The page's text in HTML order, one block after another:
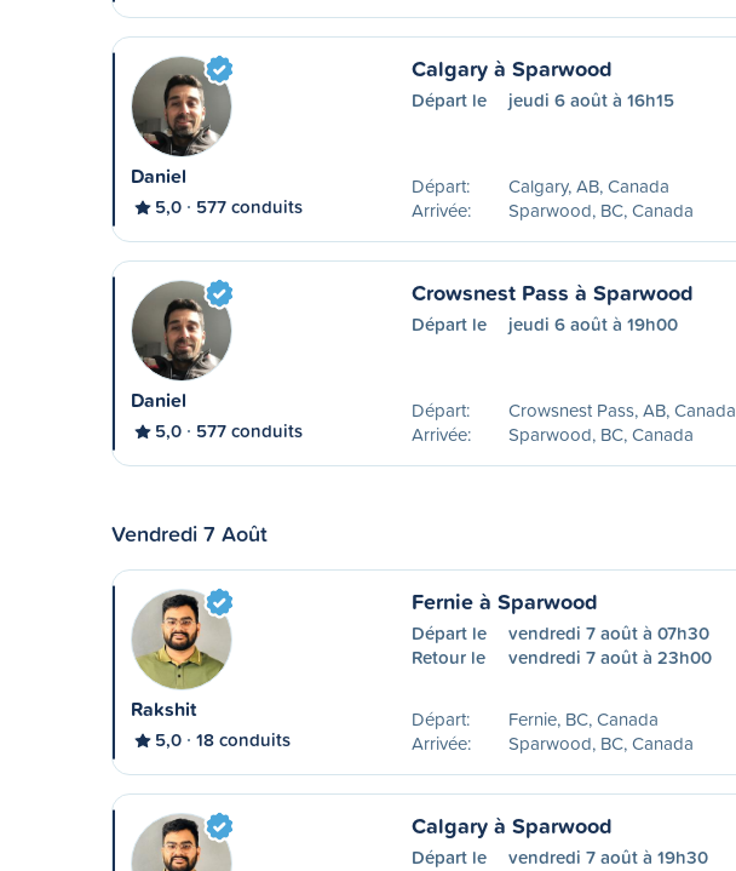
Daniel
5,0 577 conduits
Calgary à Sparwood
Départ le jeudi 6 août à 16h15
Départ:
Calgary, AB, Canada
Arrivée:
Sparwood, BC, Canada
Daniel
5,0 577 conduits
Crowsnest Pass à Sparwood
Départ le jeudi 6 août à 19h00
Départ:
Crowsnest Pass, AB, Canada
Arrivée:
Sparwood, BC, Canada
Vendredi 7 Août
Rakshit
5,0 18 conduits
Fernie à Sparwood
Départ le
vendredi 7 août à 07h30
Retour le
vendredi 7 août à 23h00
Départ:
Fernie, BC, Canada
Arrivée:
Sparwood, BC, Canada
Calgary à Sparwood
Départ le vendredi 7 août à 19h30